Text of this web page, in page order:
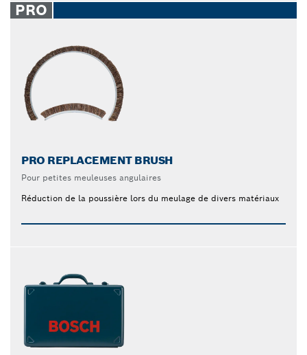
PRO
PRO REPLACEMENT BRUSH
Pour petites meuleuses angulaires
Réduction de la poussière lors du meulage de divers matériaux